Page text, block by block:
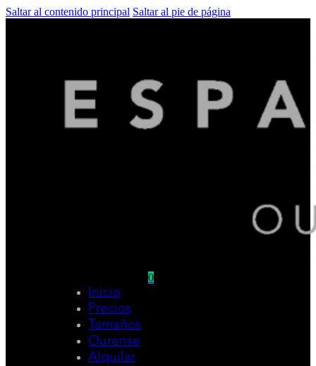
Saltar al contenido principal Saltar al pie de página
Inicio
Precios
Tamaños
Ourense
Alquilar
0